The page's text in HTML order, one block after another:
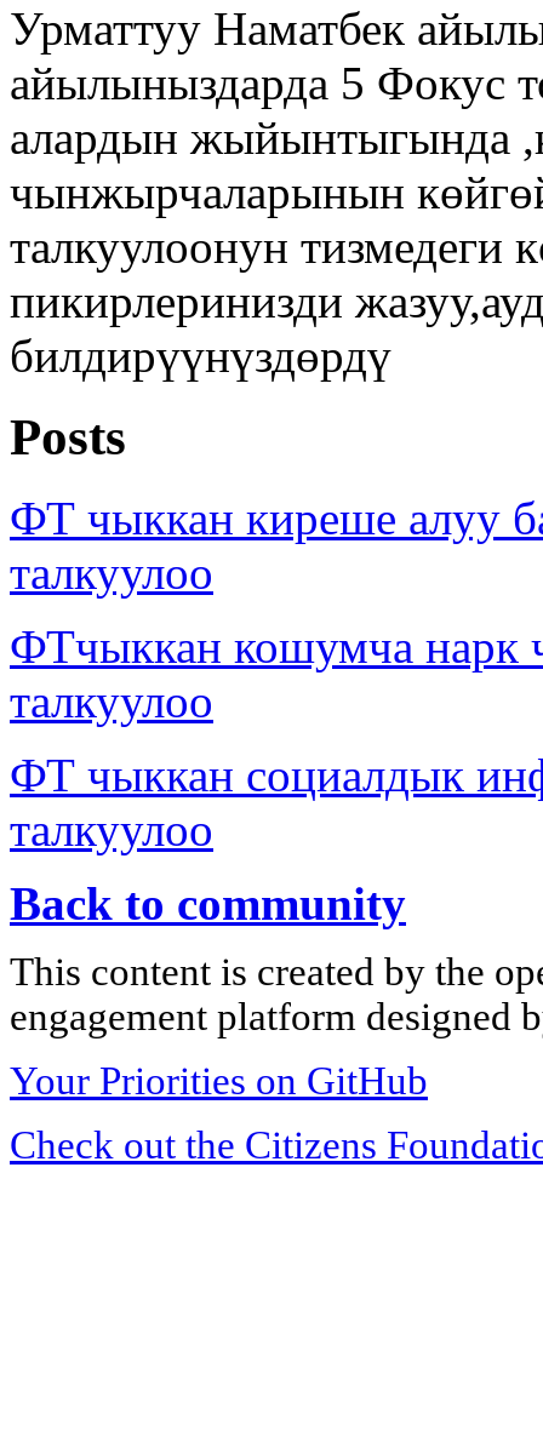
Урматтуу Наматбек
айылыныздарда 5 Фокус
алардын жыйынтыгында
чынжырчаларынын
талкуулоонун тизмедеги
пикирлеринизди
билдирүүнүздөрдү
Posts
ФТ чыккан киреше алуу
талкуулоо
ФТчыккан кошумча нарк
талкуулоо
ФТ чыккан социалдык
талкуулоо
Back to community
This content is created by the
engagement platform designed
Your Priorities on GitHub
Check out the Citizens